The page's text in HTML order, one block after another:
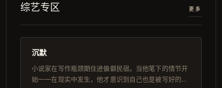
综艺专区 更多
日本
116分钟
沉默
小说家在写作瓶颈期住进偏僻民宿。当他笔下的情节开
始一一在现实中发生，他才意识到自己也是被写好的角